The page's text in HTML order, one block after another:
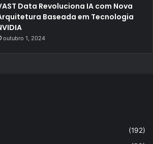
Data Revoluciona IA com Nova
Baseada em Tecnologia
outubro 1, 2024
(192)